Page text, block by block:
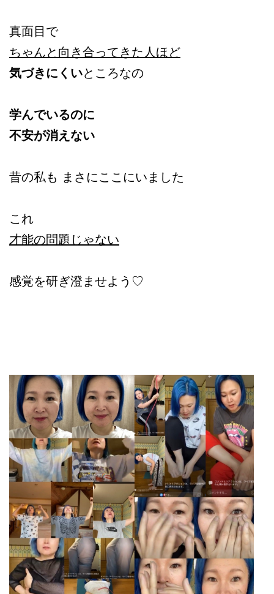
真面目で
ちゃんと向き合ってきた人ほど
気づきにくいところなの
学んでいるのに
不安が消えない
昔の私も まさにここにいました
これ
才能の問題じゃない
感覚を研ぎ澄ませよう♡